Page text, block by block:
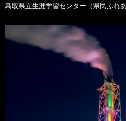
鳥取県立生涯学習センター（県民ふれあ